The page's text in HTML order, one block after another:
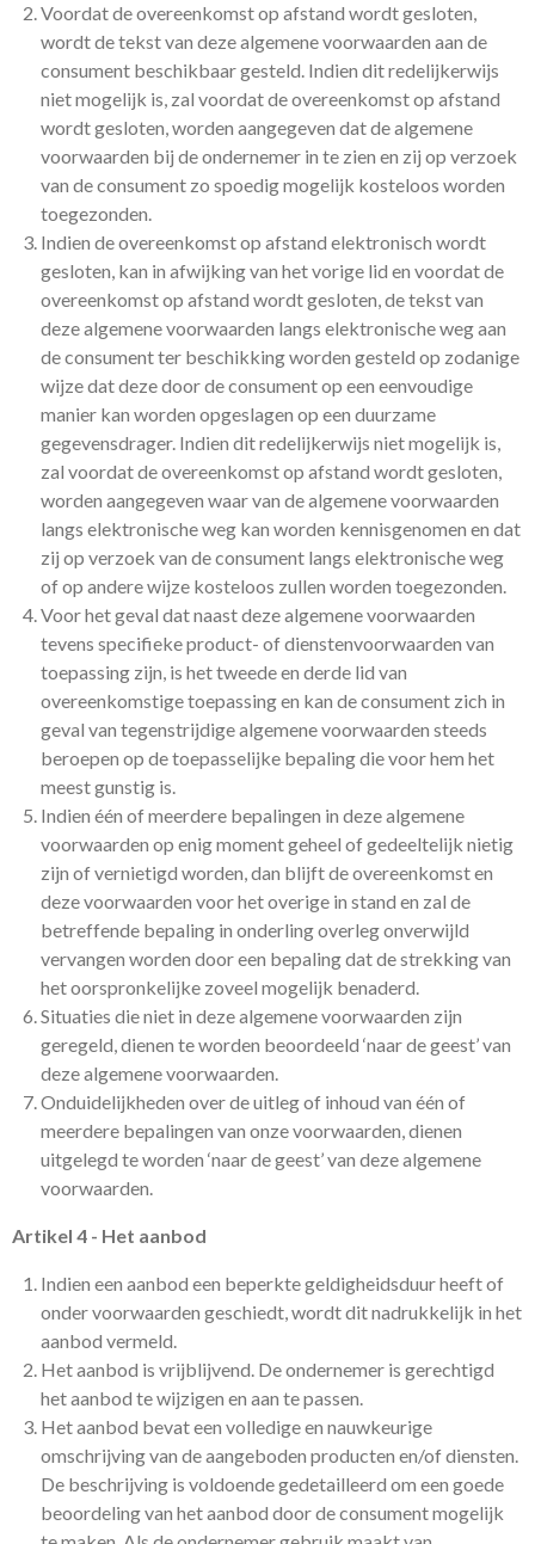
Voordat de overeenkomst op afstand wordt gesloten,
wordt de tekst van deze algemene voorwaarden aan de
consument beschikbaar gesteld. Indien dit redelijkerwijs
niet mogelijk is, zal voordat de overeenkomst op afstand
wordt gesloten, worden aangegeven dat de algemene
voorwaarden bij de ondernemer in te zien en zij op verzoek
van de consument zo spoedig mogelijk kosteloos worden
toegezonden.
Indien de overeenkomst op afstand elektronisch wordt
gesloten, kan in afwijking van het vorige lid en voordat de
overeenkomst op afstand wordt gesloten, de tekst van
deze algemene voorwaarden langs elektronische weg aan
de consument ter beschikking worden gesteld op zodanige
wijze dat deze door de consument op een eenvoudige
manier kan worden opgeslagen op een duurzame
gegevensdrager. Indien dit redelijkerwijs niet mogelijk is,
zal voordat de overeenkomst op afstand wordt gesloten,
worden aangegeven waar van de algemene voorwaarden
langs elektronische weg kan worden kennisgenomen en dat
zij op verzoek van de consument langs elektronische weg
of op andere wijze kosteloos zullen worden toegezonden.
Voor het geval dat naast deze algemene voorwaarden
tevens specifieke product- of dienstenvoorwaarden van
toepassing zijn, is het tweede en derde lid van
overeenkomstige toepassing en kan de consument zich in
geval van tegenstrijdige algemene voorwaarden steeds
beroepen op de toepasselijke bepaling die voor hem het
meest gunstig is.
Indien één of meerdere bepalingen in deze algemene
voorwaarden op enig moment geheel of gedeeltelijk nietig
zijn of vernietigd worden, dan blijft de overeenkomst en
deze voorwaarden voor het overige in stand en zal de
betreffende bepaling in onderling overleg onverwijld
vervangen worden door een bepaling dat de strekking van
het oorspronkelijke zoveel mogelijk benaderd.
Situaties die niet in deze algemene voorwaarden zijn
geregeld, dienen te worden beoordeeld ‘naar de geest’ van
deze algemene voorwaarden.
Onduidelijkheden over de uitleg of inhoud van één of
meerdere bepalingen van onze voorwaarden, dienen
uitgelegd te worden ‘naar de geest’ van deze algemene
voorwaarden.
Artikel 4 - Het aanbod
Indien een aanbod een beperkte geldigheidsduur heeft of
onder voorwaarden geschiedt, wordt dit nadrukkelijk in het
aanbod vermeld.
Het aanbod is vrijblijvend. De ondernemer is gerechtigd
het aanbod te wijzigen en aan te passen.
Het aanbod bevat een volledige en nauwkeurige
omschrijving van de aangeboden producten en/of diensten.
De beschrijving is voldoende gedetailleerd om een goede
beoordeling van het aanbod door de consument mogelijk